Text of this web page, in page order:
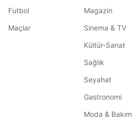
Futbol
Maçlar
Magazin
Sinema & TV
Kültür-Sanat
Sağlık
Seyahat
Gastronomi
Moda & Bakım